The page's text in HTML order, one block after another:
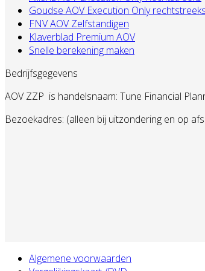
Goudse AOV Execution Only rechtstreeks
FNV AOV Zelfstandigen
Klaverblad Premium AOV
Snelle berekening maken
Bedrijfsgegevens
AOV ZZP is handelsnaam: Tune Financial
Bezoekadres: (alleen bij uitzondering en op
Algemene voorwaarden